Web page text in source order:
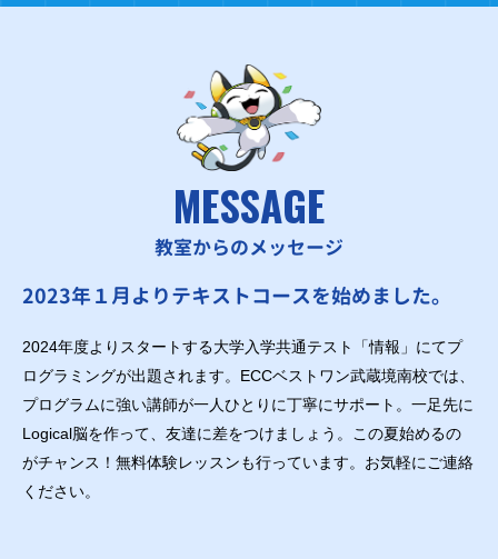
MESSAGE
教室からのメッセージ
2023年１月よりテキストコースを始めました。
2024年度よりスタートする大学入学共通テスト「情報」にてプ
ログラミングが出題されます。ECCベストワン武蔵境南校では、
プログラムに強い講師が一人ひとりに丁寧にサポート。一足先に
Logical脳を作って、友達に差をつけましょう。この夏始めるの
がチャンス！無料体験レッスンも行っています。お気軽にご連絡
ください。